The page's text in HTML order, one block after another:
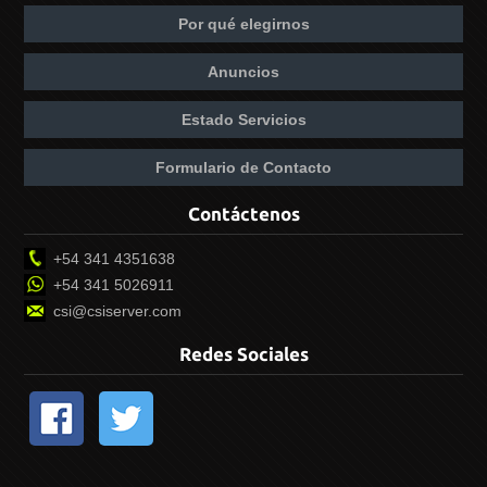
Por qué elegirnos
Anuncios
Estado Servicios
Formulario de Contacto
Contáctenos
+54 341 4351638
+54 341 5026911
csi@csiserver.com
Redes Sociales